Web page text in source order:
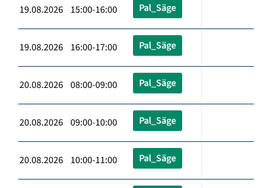
19.08.2026 15:00-16:00 Pal_Säge
19.08.2026 16:00-17:00 Pal_Säge
20.08.2026 08:00-09:00 Pal_Säge
20.08.2026 09:00-10:00 Pal_Säge
20.08.2026 10:00-11:00 Pal_Säge